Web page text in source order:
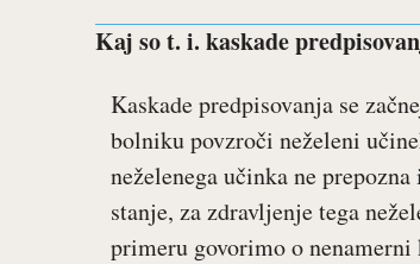
Kaj so t. i. kaskade
Kaskade predpisovanja se
bolniku povzroči neželeni
neželenega učinka ne
stanje, za zdravljenje tega
primeru govorimo o